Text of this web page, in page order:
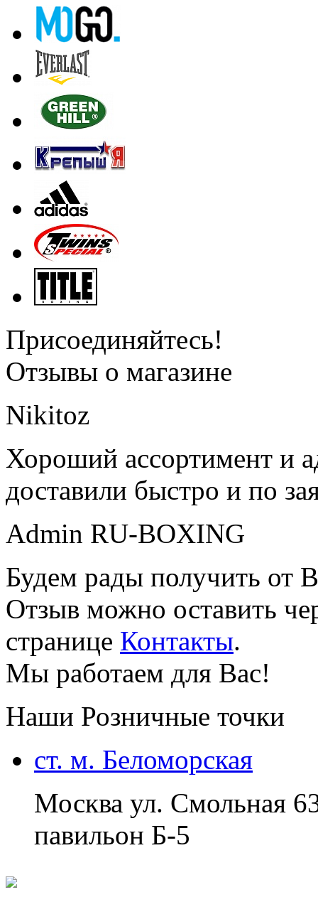
Присоединяйтесь!
Отзывы о магазине
Nikitoz
Хороший ассортимент и
доставили быстро и по
Admin RU-BOXING
Будем рады получить от
Отзыв можно оставить
странице Контакты.
Мы работаем для Вас!
Наши Розничные точки
ст. м. Беломорская
Москва ул. Смольная
павильон Б-5